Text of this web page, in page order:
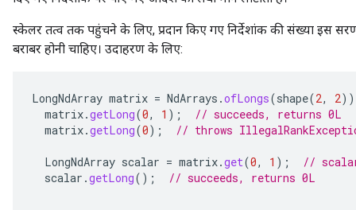
स्केलर तत्व तक पहुंचने के लिए, प्रदान किए गए निर्देशांक की संख्या इस
बराबर होनी चाहिए। उदाहरण के लिए:
LongNdArray matrix = NdArrays .ofLongs(shape(2, 2
matrix.getLong(0, 1 );
// succeeds, returns 0L
matrix.getLong(0); // throws
LongNdArray scalar = matrix.get(0, 1 );
//
scalar .getLong(); // succeeds, returns 0L